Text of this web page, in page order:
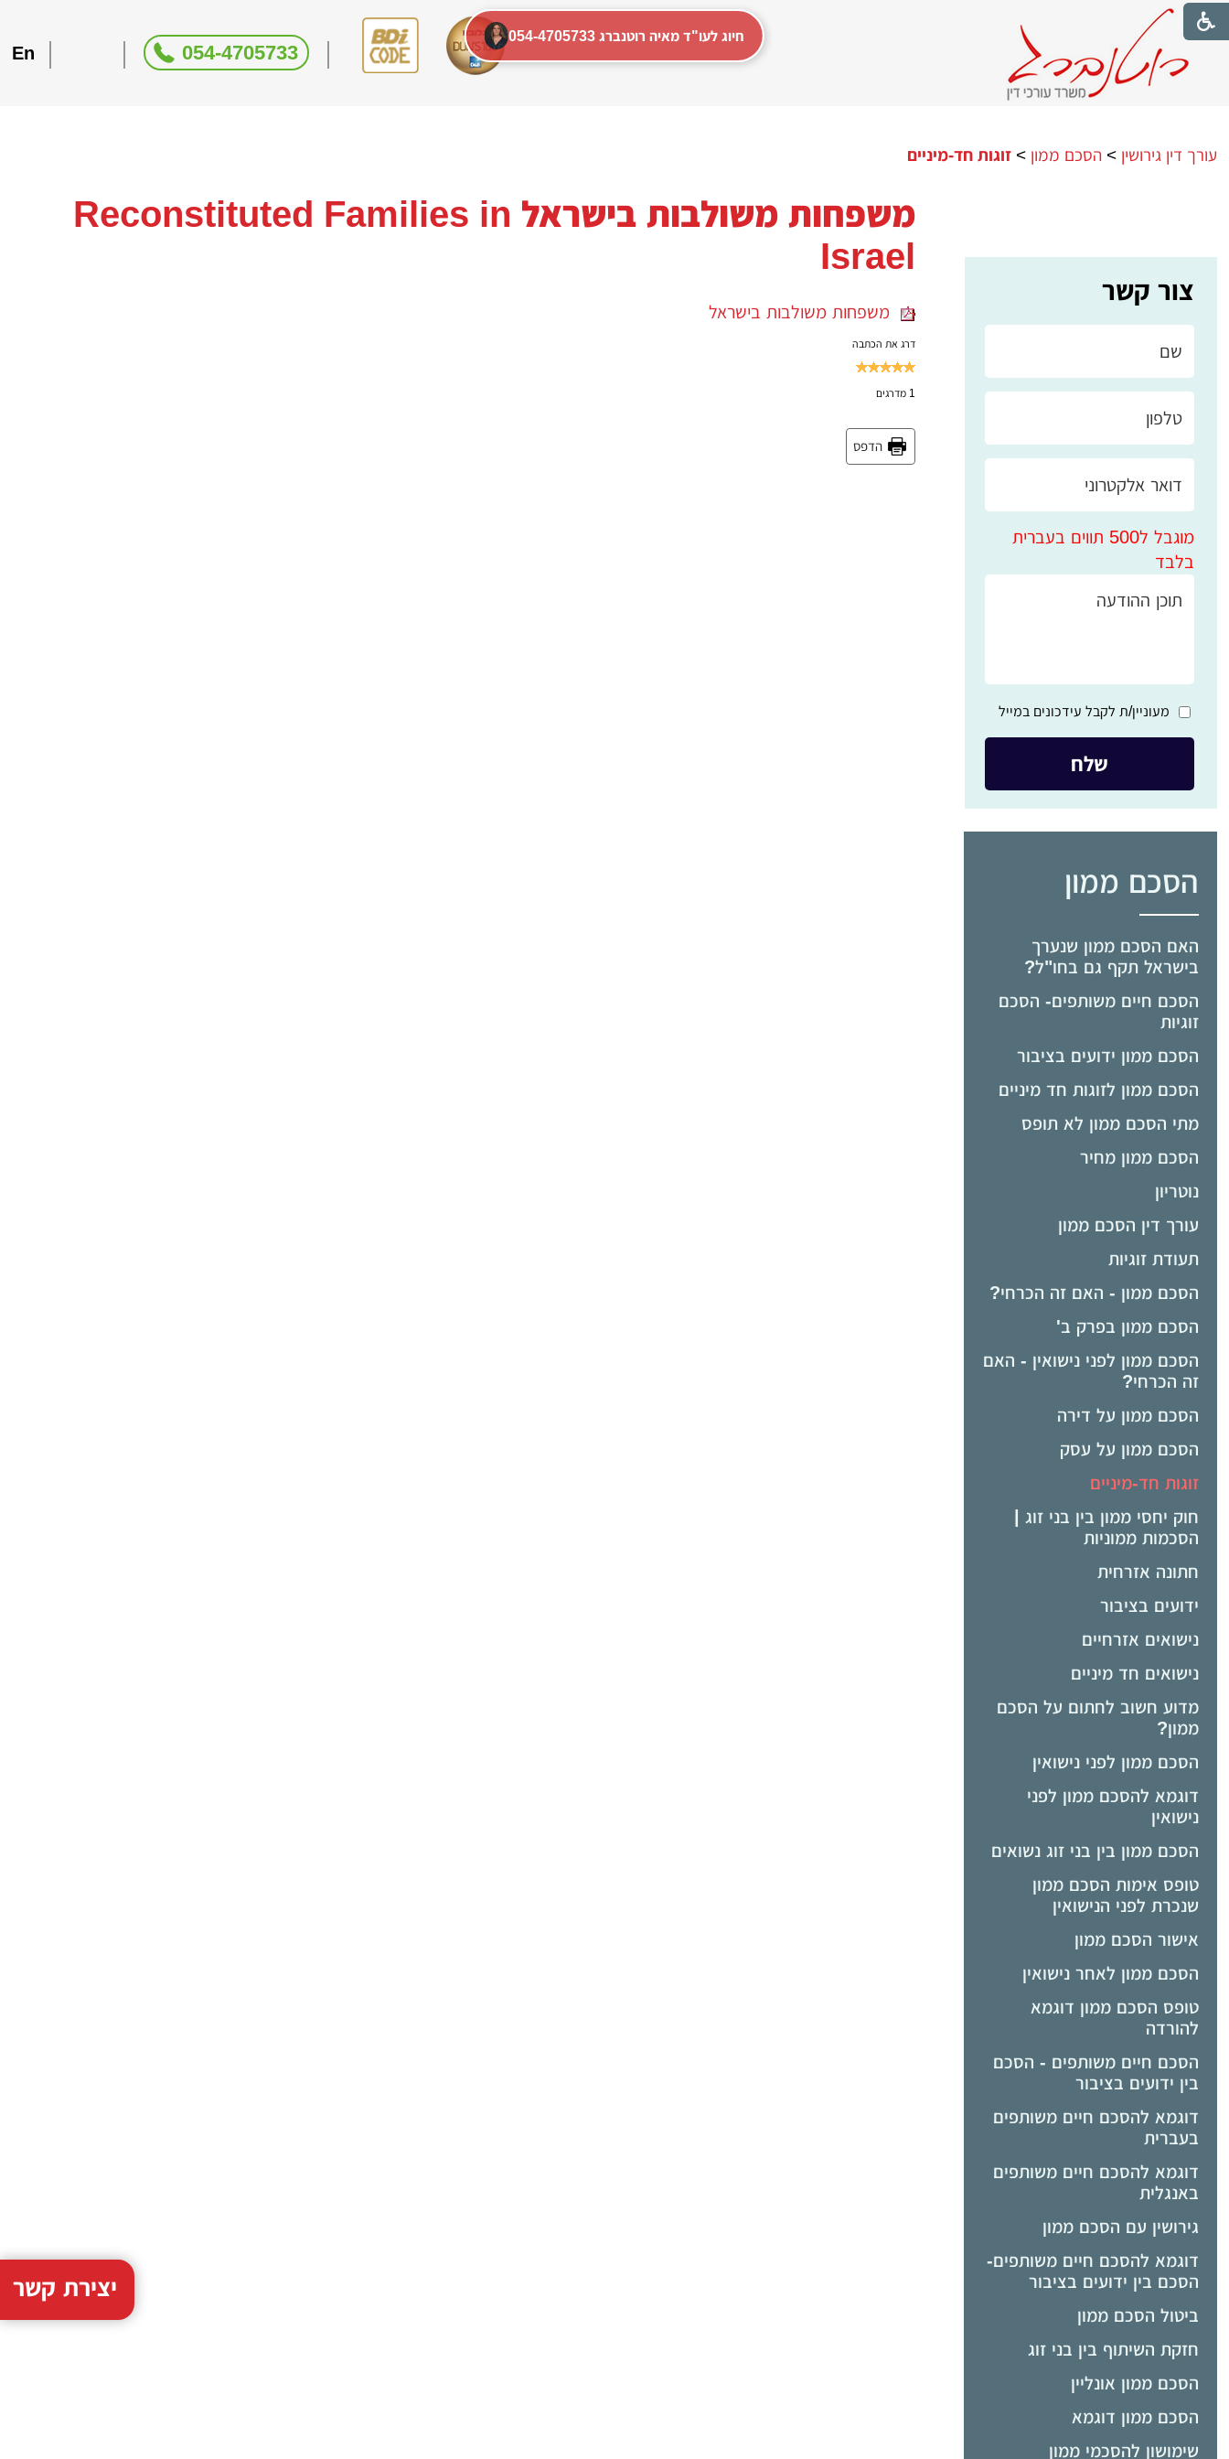
054-4705733
En
צור קשר
מוגבל ל500 תווים בעברית
בלבד
מעוניין/ת לקבל עידכונים במייל
הסכם ממון
האם הסכם ממון שנערך
בישראל תקף גם בחו"ל?
הסכם חיים משותפים- הסכם
זוגיות
הסכם ממון ידועים בציבור
הסכם ממון לזוגות חד מיניים
מתי הסכם ממון לא תופס
הסכם ממון מחיר
נוטריון
עורך דין הסכם ממון
תעודת זוגיות
הסכם ממון - האם זה הכרחי?
הסכם ממון בפרק ב'
הסכם ממון לפני נישואין - האם
זה הכרחי?
הסכם ממון על דירה
הסכם ממון על עסק
זוגות חד-מיניים
חוק יחסי ממון בין בני זוג |
הסכמות ממוניות
חתונה אזרחית
ידועים בציבור
נישואים אזרחיים
נישואים חד מיניים
מדוע חשוב לחתום על הסכם
ממון?
הסכם ממון לפני נישואין
דוגמא להסכם ממון לפני
נישואין
הסכם ממון בין בני זוג נשואים
טופס אימות הסכם ממון
שנכרת לפני הנישואין
אישור הסכם ממון
הסכם ממון לאחר נישואין
טופס הסכם ממון דוגמא
להורדה
הסכם חיים משותפים - הסכם
בין ידועים בציבור
דוגמא להסכם חיים משותפים
בעברית
דוגמא להסכם חיים משותפים
באנגלית
גירושין עם הסכם ממון
דוגמא להסכם חיים משותפים-
הסכם בין ידועים בציבור
ביטול הסכם ממון
חזקת השיתוף בין בני זוג
הסכם ממון אונליין
הסכם ממון דוגמא
שימושון להסכמי ממון
עורך דין גירושין >הסכם ממון >זוגות חד-מיניים
משפחות משולבות בישראל Reconstituted Families in
Israel
משפחות משולבות בישראל
דרג את הכתבה
1 מדרגים
הדפס
יצירת קשר
054-4705733 חיוג לעו"ד מאיה רוטנברג